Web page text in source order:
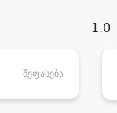
1.0
შეფასება